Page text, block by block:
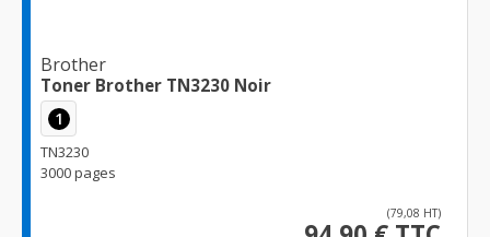
Brother
Toner Brother TN3230 Noir
1
TN3230
3000 pages
(79,08 HT)